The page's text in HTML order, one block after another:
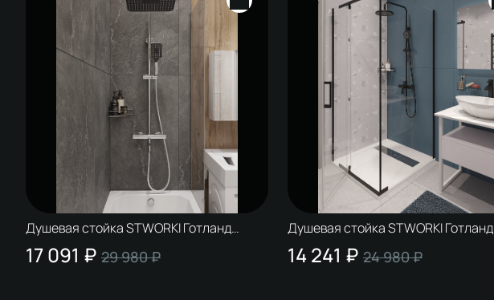
Душевая стойка STWORKI Готланд
S13175CR хром
17 091 ₽ 29 980 ₽
Душевая стойка STWORKI Готланд
S13160BK матовая черная
14 241 ₽ 24 980 ₽